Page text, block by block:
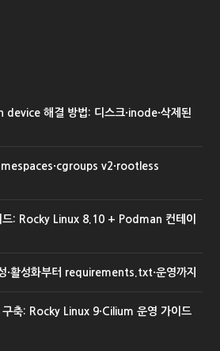
해결 방법: 디스크·inode·삭제된
v2·rootless
: Rocky Linux 8.10 + Podman 컨테이
·활성화부터 requirements.txt·운영까지
축: Rocky Linux 9·Cilium 운영 가이드